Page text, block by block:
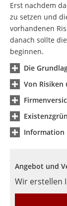
Erst nachdem
zu setzen und
vorhandenen
danach sollte
beginnen.
Die
Von
Information
Angebot und
Wir erstellen